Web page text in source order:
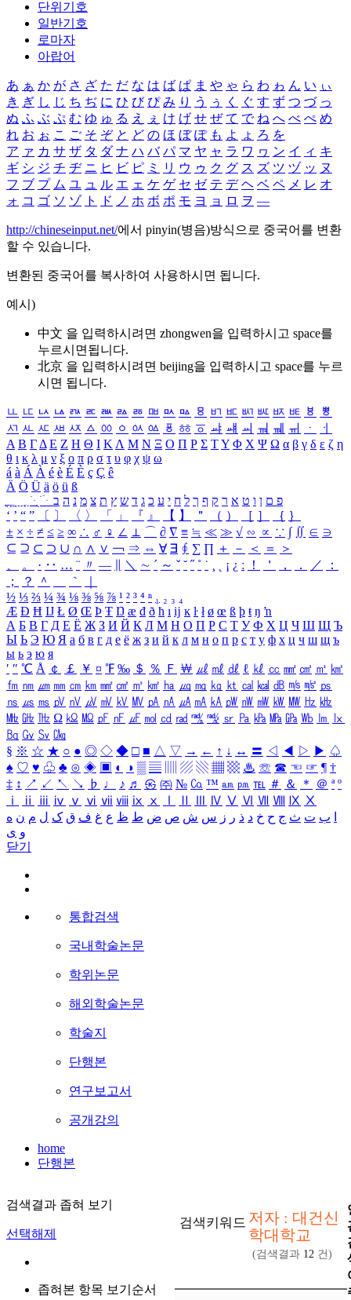
단위기호
일반기호
로마자
아랍어
あ ぁ か が さ ざ た だ な は ば ぱ ま や ゃ ら わ ゎ ん い ぃ
き ぎ し じ ち ぢ に ひ び ぴ み り う ぅ く ぐ す ず つ づ っ
ぬ ふ ぶ ぷ む ゆ ゅ る え ぇ け げ せ ぜ て で ね へ べ ぺ め
れ お ぉ こ ご そ ぞ と ど の ほ ぼ ぽ も よ ょ ろ を
ア ァ カ サ ザ タ ダ ナ ハ バ パ マ ヤ ャ ラ ワ ヮ ン イ ィ キ
ギ シ ジ チ ヂ ニ ヒ ビ ピ ミ リ ウ ゥ ク グ ス ズ ツ ヅ ッ ヌ
フ ブ プ ム ユ ュ ル エ ェ ケ ゲ セ ゼ テ デ ヘ ベ ペ メ レ オ
ォ コ ゴ ソ ゾ ト ド ノ ホ ボ ポ モ ヨ ョ ロ ヲ ―
http://chineseinput.net/에서 pinyin(병음)방식으로 중국어를 변환
할 수 있습니다.
변환된 중국어를 복사하여 사용하시면 됩니다.
예시)
中文 을 입력하시려면 zhongwen을 입력하시고 space를
누르시면됩니다.
北京 을 입력하시려면 beijing을 입력하시고 space를 누르
시면 됩니다.
ㅥ ㅦ ㅧ ㅨ ㅩ ㅪ ㅫ ㅬ ㅭ ㅮ ㅯ ㅰ ㅱ ㅲ ㅳ ㅴ ㅵ ㅶ ㅷ ㅸ
ㅹ
ㅺ ㅻ ㅼ ㅽ ㅾ ㅿ ㆀ ㆁ ㆂ ㆃ ㆄ ㆅ ㆆ ㆇ ㆈ ㆉ ㆊ ㆋ ㆌ ㆍ
ㆎ
Α Β ΓΔ Ε Ζ Η Θ Ι ΚΛ Μ Ν Ξ Ο Π Ρ Σ ΤΥ Φ Χ Ψ Ω α β γ δ ε ζ η
θ ι κ λ μ ν ξ ο π ρ σ τ υ φ χ ψ ω
á à Á À é è É È ç Ç ê
Ä Ö Ü ä ö ü ß
ִֶֹ ֻּ ׁׂ פ ם ן ו ט א ר ק ף ך ל ח י ע כ ג ד ש ץ ת צ מ נ ה ב
‘ ’ “ ” 〔 〕 〈 〉 「 」 『 』 【 】 ＂ （ ） ［ ］ ｛ ｝
± × ÷ ≠ ≤ ≥ ∞ ∴ ♂ ♀ ∠ ⊥ ⌒ ∂ ∇ ≡ ≒ ≪ ≫ √ ∽ ∝ ∵ ∫ ∬ ∈ ∋
⊆ ⊇ ⊂ ⊃ ∪ ∩ ∧ ∨ ￢ ⇒ ⇔ ∀ ∃ ∮ ∑ ∏ ＋ － ＜ ＝
＞
、
。 · ‥ … ¨ 〃 ― ＼ ∼ ´ ～ ˇ ˘ ˝ ˚ ˙ ¸ ¡ ¿ ː ！ ＇ ， ． ／
：
；
？ ＾ ｀
½ ⅓ ⅔ ¼ ¾ ⅛ ⅜ ⅝ ⅞ ¹ ² ³ ⁴ ⁿ ₁ ₂ ₃ ₄
Æ Ð Ħ Ĳ Ł Ø Œ Þ Ŧ Ŋ æ đ ð ħ ı ĳ ĸ ŀ ł ø œ ß þ ŧ ŋ ŉ
А Б В Г Д Е Ё Ж З И Й К Л М Н О П Р С Т У Ф Х Ц Ч Ш Щ Ъ
Ы Ь Э Ю Я а б в г д е ё ж з и й к л м н о п р с т у ф х ц ч ш щ ъ
ы ь э ю я
′ ″ ℃ Å ￠ ￡ ￥ ¤ ℉ ‰ ＄ ％ Ｆ ￦ ㎕ ㎖ ㎗ ℓ ㎘ ㏄ ㎣ ㎤ ㎥ ㎦
㎙ ㎚ ㎛ ㎜ ㎝ ㎞ ㎟ ㎠ ㎡ ㎢ ㏊ ㎍ ㎎ ㎏ ㏏ ㎈ ㎉ ㏈ ㎧ ㎨ ㎰
㎱ ㎲ ㎳ ㎴ ㎵ ㎶ ㎷ ㎸ ㎹ ㎀ ㎁ ㎂ ㎃ ㎄ ㎺ ㎻ ㎽ ㎾ ㎿ ㎐ ㎑
㎒ ㎓ ㎔ Ω ㏀ ㏁ ㎊ ㎋ ㎌ ㏖ ㏅ ㎭ ㎮ ㎯ ㏛ ㎩ ㎪ ㎫ ㎬ ㏝ ㏐
㏓
㏃ ㏉ ㏜ ㏆
§ ※ ☆ ★ ○ ● ◎ ◇ ◆ □ ■ △ ▽ → ← ↑ ↓ ↔ 〓 ◁ ◀ ▷ ▶ ♤
♠ ♡ ♥ ♧ ♣ ⊙ ◈ ▣ ◐ ◑ ▒ ▤ ▨ ▧ ▦ ▩ ♨ ☏ ☎ ☜ ☞ ¶ †
‡ ↕ ↗ ↙ ↖ ↘ ♭ ♩ ♪ ♬ ㉿ ㈜ № ㏇ ™ ㏂ ㏘ ℡ ＃ ＆ ＊ ＠ ª º
ⅰ
ⅱ ⅲ ⅳ ⅴ ⅵ ⅶ ⅷ ⅸ ⅹ Ⅳ Ⅴ Ⅵ Ⅶ Ⅷ Ⅸ Ⅹ
ب ت ث ج ح خ د ذ ر ز س ش ص ض ط ظ ع غ ف ق ک ل م ن ه
و ی
닫기
통합검색
국내학술논문
학위논문
해외학술논문
학술지
단행본
연구보고서
공개강의
home
단행본
검색결과 좁혀 보기
선택해제
좁혀본 항목 보기순서
검색키워드 저자 : 대건신
학대학교
(검색결과 12 건)